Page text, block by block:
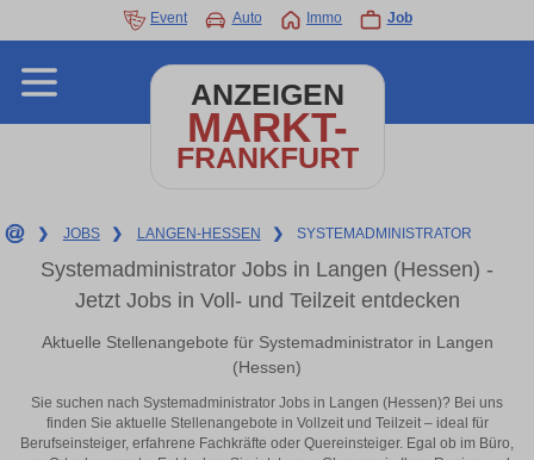
Event Auto Immo Job
ANZEIGEN
MARKT-
FRANKFURT
❯ JOBS ❯ LANGEN-HESSEN ❯ SYSTEMADMINISTRATOR
Systemadministrator Jobs in Langen (Hessen) -
Jetzt Jobs in Voll- und Teilzeit entdecken
Aktuelle Stellenangebote für Systemadministrator in Langen
(Hessen)
Sie suchen nach Systemadministrator Jobs in Langen (Hessen)? Bei uns
finden Sie aktuelle Stellenangebote in Vollzeit und Teilzeit – ideal für
Berufseinsteiger, erfahrene Fachkräfte oder Quereinsteiger. Egal ob im Büro,